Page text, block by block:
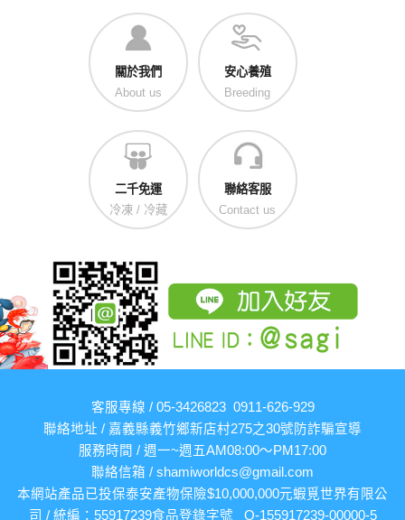
關於我們
About us
安心養殖
Breeding
二千免運
冷凍 / 冷藏
聯絡客服
Contact us
客服專線 / 05-3426823 0911-626-929
聯絡地址 / 嘉義縣義竹鄉新店村275之30號 防詐騙宣導
服務時間 / 週一~週五AM08:00～PM17:00
聯絡信箱 / shamiworldcs@gmail.com
本網站產品已投保泰安產物保險$10,000,000元蝦覓世界有限公
司 / 統編：55917239食品登錄字號 Q-155917239-00000-5